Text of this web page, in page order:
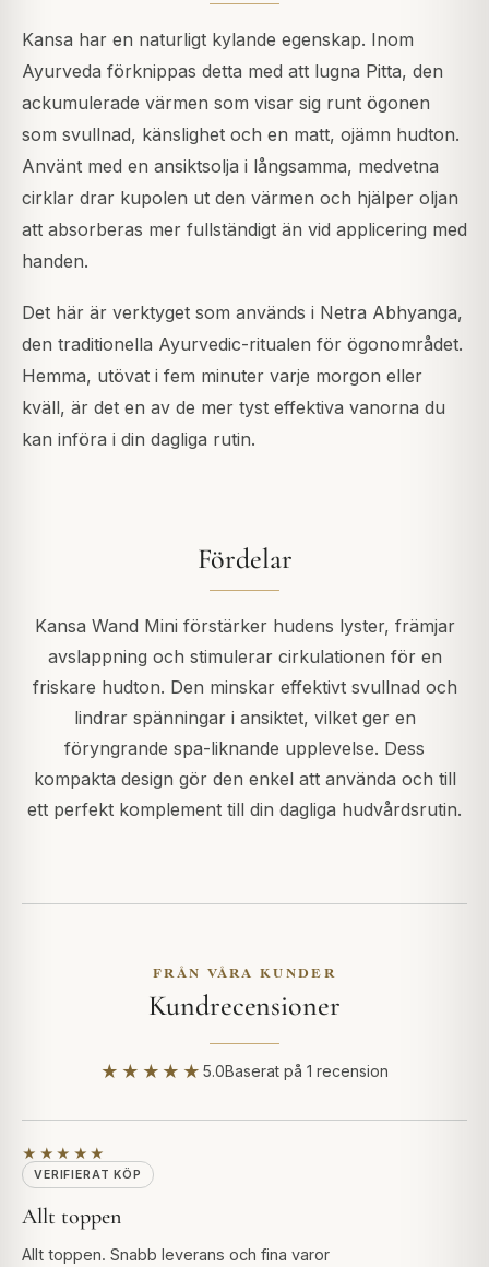
Kansa har en naturligt kylande egenskap. Inom
Ayurveda förknippas detta med att lugna Pitta, den
ackumulerade värmen som visar sig runt ögonen
som svullnad, känslighet och en matt, ojämn hudton.
Använt med en ansiktsolja i långsamma, medvetna
cirklar drar kupolen ut den värmen och hjälper oljan
att absorberas mer fullständigt än vid applicering med
handen.
Det här är verktyget som används i Netra Abhyanga,
den traditionella Ayurvedic-ritualen för ögonområdet.
Hemma, utövat i fem minuter varje morgon eller
kväll, är det en av de mer tyst effektiva vanorna du
kan införa i din dagliga rutin.
Fördelar
Kansa Wand Mini förstärker hudens lyster, främjar
avslappning och stimulerar cirkulationen för en
friskare hudton. Den minskar effektivt svullnad och
lindrar spänningar i ansiktet, vilket ger en
föryngrande spa-liknande upplevelse. Dess
kompakta design gör den enkel att använda och till
ett perfekt komplement till din dagliga hudvårdsrutin.
FRÅN VÅRA KUNDER
Kundrecensioner
★★★★★5.0Baserat på 1 recension
★★★★★
VERIFIERAT KÖP
Allt toppen
Allt toppen. Snabb leverans och fina varor